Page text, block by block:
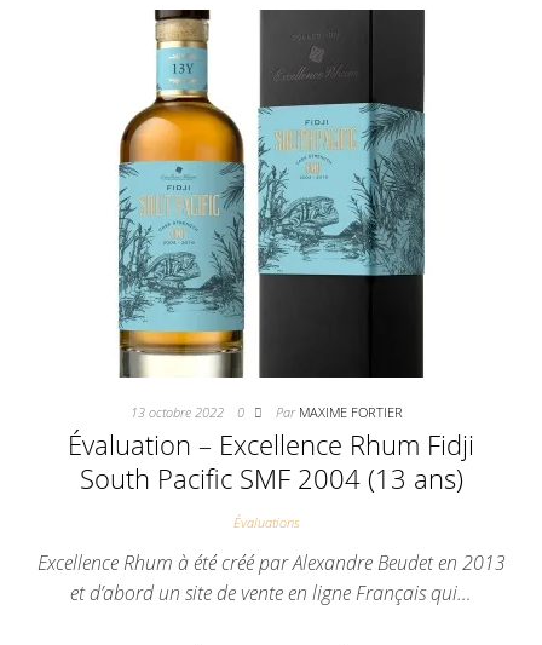
13 octobre 2022 0 Par MAXIME FORTIER
Évaluation – Excellence Rhum Fidji
South Pacific SMF 2004 (13 ans)
Évaluations
Excellence Rhum à été créé par Alexandre Beudet en 2013
et d’abord un site de vente en ligne Français qui…